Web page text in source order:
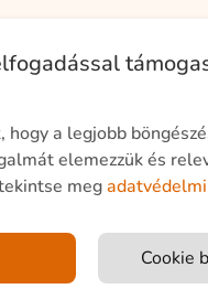
+
hogy a legjobb
elemezzük és
meg
Cookie